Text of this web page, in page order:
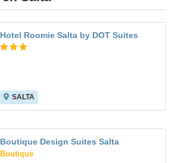
Hotel Roomie Salta by DOT Suites
SALTA
Boutique Design Suites Salta
Boutique